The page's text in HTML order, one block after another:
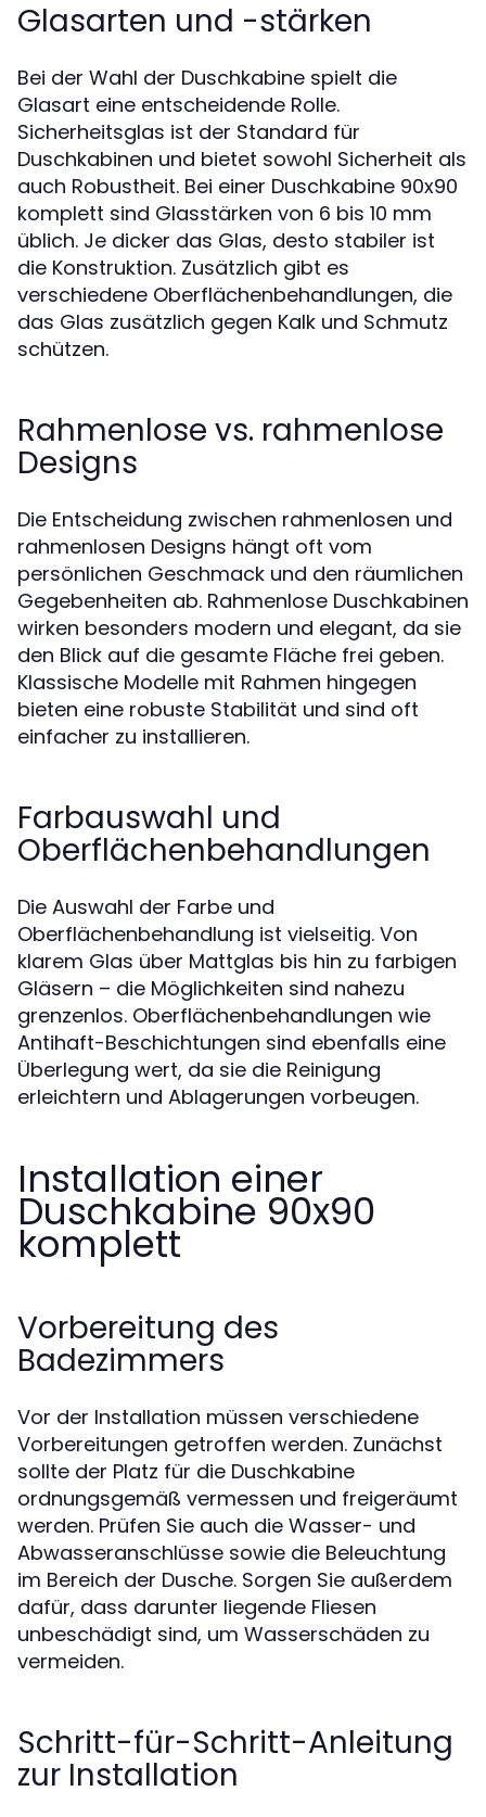
Glasarten und -stärken
Bei der Wahl der Duschkabine spielt die
Glasart eine entscheidende Rolle.
Sicherheitsglas ist der Standard für
Duschkabinen und bietet sowohl Sicherheit als
auch Robustheit. Bei einer Duschkabine 90x90
komplett sind Glasstärken von 6 bis 10 mm
üblich. Je dicker das Glas, desto stabiler ist
die Konstruktion. Zusätzlich gibt es
verschiedene Oberflächenbehandlungen, die
das Glas zusätzlich gegen Kalk und Schmutz
schützen.
Rahmenlose vs. rahmenlose
Designs
Die Entscheidung zwischen rahmenlosen und
rahmenlosen Designs hängt oft vom
persönlichen Geschmack und den räumlichen
Gegebenheiten ab. Rahmenlose Duschkabinen
wirken besonders modern und elegant, da sie
den Blick auf die gesamte Fläche frei geben.
Klassische Modelle mit Rahmen hingegen
bieten eine robuste Stabilität und sind oft
einfacher zu installieren.
Farbauswahl und
Oberflächenbehandlungen
Die Auswahl der Farbe und
Oberflächenbehandlung ist vielseitig. Von
klarem Glas über Mattglas bis hin zu farbigen
Gläsern – die Möglichkeiten sind nahezu
grenzenlos. Oberflächenbehandlungen wie
Antihaft-Beschichtungen sind ebenfalls eine
Überlegung wert, da sie die Reinigung
erleichtern und Ablagerungen vorbeugen.
Installation einer
Duschkabine 90x90
komplett
Vorbereitung des
Badezimmers
Vor der Installation müssen verschiedene
Vorbereitungen getroffen werden. Zunächst
sollte der Platz für die Duschkabine
ordnungsgemäß vermessen und freigeräumt
werden. Prüfen Sie auch die Wasser- und
Abwasseranschlüsse sowie die Beleuchtung
im Bereich der Dusche. Sorgen Sie außerdem
dafür, dass darunter liegende Fliesen
unbeschädigt sind, um Wasserschäden zu
vermeiden.
Schritt-für-Schritt-Anleitung
zur Installation